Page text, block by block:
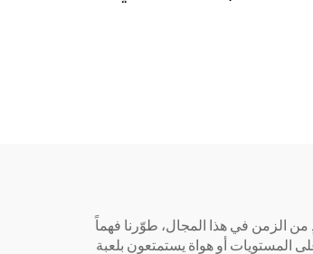
من الزمن في هذا المجال، طوّرنا فهماً
المستويات أو هواة يستمتعون بلعبة